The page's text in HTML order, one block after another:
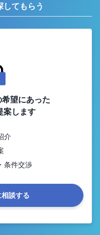
てもらう
望にあった
案します
介
条件交渉
談する